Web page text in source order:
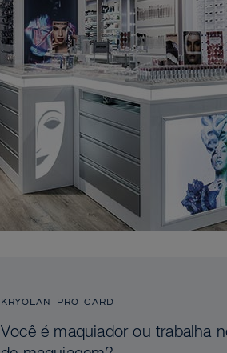
KRYOLAN PRO CARD
Você é maquiador ou trabalha